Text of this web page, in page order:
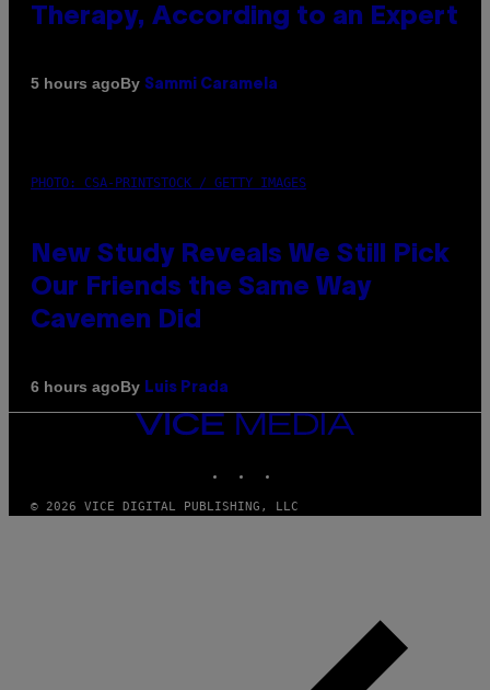
Therapy, According to an Expert
5 hours agoBy Sammi Caramela
PHOTO: CSA-PRINTSTOCK / GETTY IMAGES
New Study Reveals We Still Pick
Our Friends the Same Way
Cavemen Did
6 hours agoBy Luis Prada
VICE
MEDIA
© 2026 VICE DIGITAL PUBLISHING, LLC